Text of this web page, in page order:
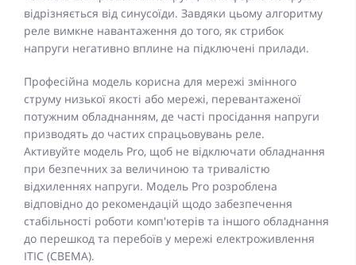
відрізняється від синусоїди. Завдяки цьому алгоритму
реле вимкне навантаження до того, як стрибок
напруги негативно вплине на підключені прилади.
Професійна модель корисна для мережі змінного
струму низької якості або мережі, перевантаженої
потужним обладнанням, де часті просідання напруги
призводять до частих спрацьовувань реле.
Активуйте модель Pro, щоб не відключати обладнання
при безпечних за величиною та тривалістю
відхиленнях напруги. Модель Pro розроблена
відповідно до рекомендацій щодо забезпечення
стабільності роботи комп'ютерів та іншого обладнання
до перешкод та перебоїв у мережі електроживлення
ITIC (CBEMA).